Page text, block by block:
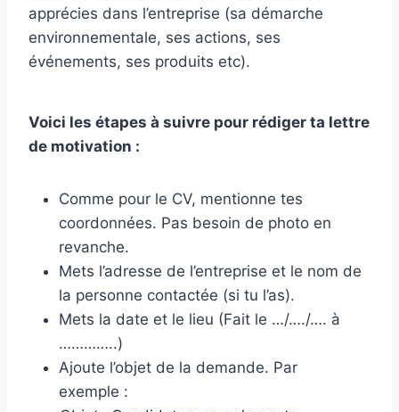
apprécies dans l’entreprise (sa démarche
environnementale, ses actions, ses
événements, ses produits etc).
Voici les étapes à suivre pour rédiger ta lettre
de motivation :
Comme pour le CV, mentionne tes
coordonnées. Pas besoin de photo en
revanche.
Mets l’adresse de l’entreprise et le nom de
la personne contactée (si tu l’as).
Mets la date et le lieu (Fait le …/…./…. à
…………..)
Ajoute l’objet de la demande. Par
exemple :